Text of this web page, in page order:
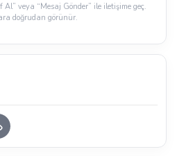
veya “Mesaj Gönder” ile iletişime geç.
doğrudan görünür.